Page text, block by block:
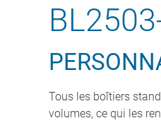
Tous les boîtiers
volumes, ce qui les